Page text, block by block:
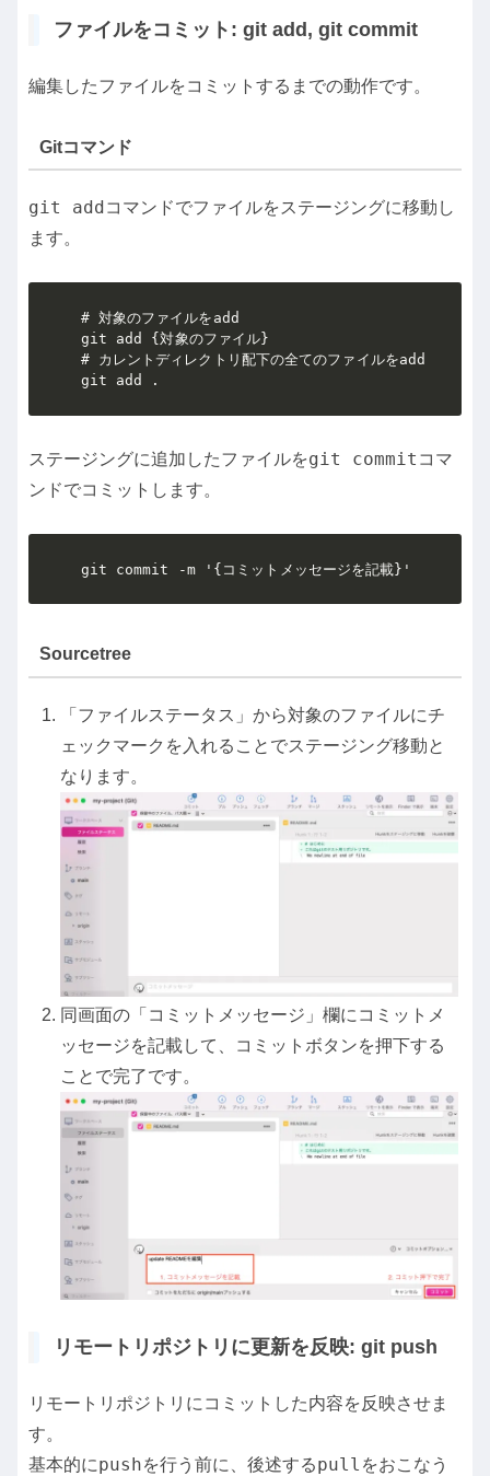
ファイルをコミット: git add, git commit
編集したファイルをコミットするまでの動作です。
Gitコマンド
git add コマンドでファイルをステージングに移動し
ます。
# 対象のファイルをadd
git add {対象のファイル}
# カレントディレクトリ配下の全てのファイルをadd
git add .
ステージングに追加したファイルをgit commit コマ
ンドでコミットします。
git commit -m '{コミットメッセージを記載}'
Sourcetree
「ファイルステータス」から対象のファイルにチ
ェックマークを入れることでステージング移動と
なります。
同画面の「コミットメッセージ」欄にコミットメ
ッセージを記載して、コミットボタンを押下する
ことで完了です。
リモートリポジトリに更新を反映: git push
リモートリポジトリにコミットした内容を反映させま
す。
基本的にpushを行う前に、後述するpull をおこなう